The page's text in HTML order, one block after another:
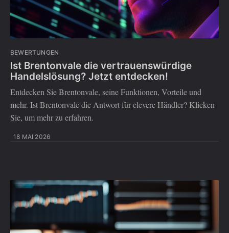
BEWERTUNGEN
Ist Brentonvale die vertrauenswürdige
Handelslösung? Jetzt entdecken!
Entdecken Sie Brentonvale, seine Funktionen, Vorteile und
mehr. Ist Brentonvale die Antwort für clevere Händler? Klicken
Sie, um mehr zu erfahren.
18 MAI 2026